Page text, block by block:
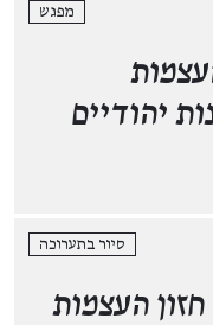
מפגש
יהודיים
סיור בתערוכה
חזון העצמות